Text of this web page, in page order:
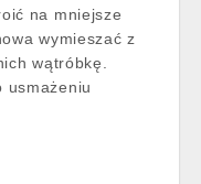
na mniejsze
wymieszać z
wątróbkę.
usmażeniu